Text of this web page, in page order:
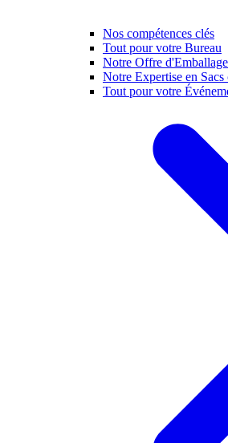
Nos compétences clés
Tout pour votre Bureau
Notre Offre d'Emballage
Notre Expertise en Sacs
Tout pour votre